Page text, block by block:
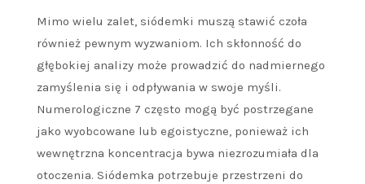
Mimo wielu zalet, siódemki muszą stawić czoła
również pewnym wyzwaniom. Ich skłonność do
głębokiej analizy może prowadzić do nadmiernego
zamyślenia się i odpływania w swoje myśli.
Numerologiczne 7 często mogą być postrzegane
jako wyobcowane lub egoistyczne, ponieważ ich
wewnętrzna koncentracja bywa niezrozumiała dla
otoczenia. Siódemka potrzebuje przestrzeni do